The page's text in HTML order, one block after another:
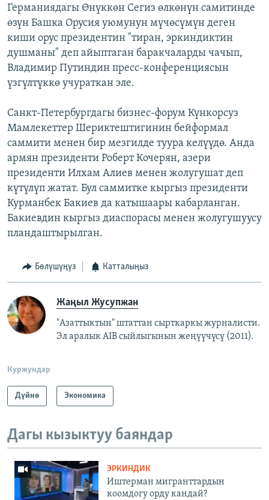
Германиядагы Өнүккөн Сегиз өлкөнүн самитинде
өзүн Башка Орусия уюмунун мүчөсүмүн деген
киши орус президентин "тиран, эркиндиктин
душманы" деп айыптаган баракчаларды чачып,
Владимир Путиндин пресс-конференциясын
үзгүлтүккө учураткан эле.
Санкт-Петербургдагы бизнес-форум Күнкорсуз
Мамлекеттер Шериктештигинин бейформал
саммити менен бир мезгилде туура келүүдө. Анда
армян президенти Роберт Кочерян, азери
президенти Илхам Алиев менен жолугушат деп
күтүлүп жатат. Бул саммитке кыргыз президенти
Курманбек Бакиев да катышаары кабарланган.
Бакиевдин кыргыз диаспорасы менен жолугушуусу
пландаштырылган.
Бөлүшүңүз Катталыңыз
Жаңыл Жусупжан
"Азаттыктын" штаттан сырткаркы журналисти.
Эл аралык AIB сыйлыгынын жеңүүчүсү (2011).
Куржундар
Дүйнө Экономика
Дагы кызыктуу баяндар
ЭРКИНДИК
Иштерман мигранттардын
коомдогу орду кандай?